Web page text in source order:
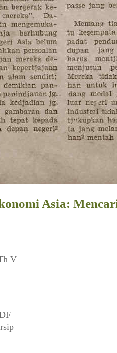
Asia:
V